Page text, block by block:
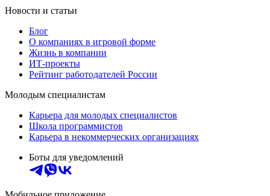
Новости и статьи
Блог
О компаниях в игровой форме
Жизнь в компании
ИТ-проекты
Рейтинг работодателей России
Молодым специалистам
Карьера для молодых специалистов
Школа программистов
Карьера в некоммерческих организациях
Боты для уведомлений